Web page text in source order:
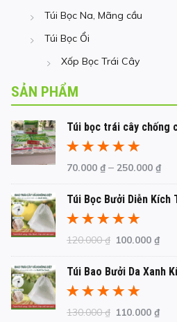
Túi Bọc Na, Mãng cầu
Túi Bọc Ổi
Xốp Bọc Trái Cây
SẢN PHẨM
Túi bọc trái cây chống
Được xếp
sao
70.000 ₫ – 250.000 ₫
Túi Bọc Bưởi Diễn Kích
Được xếp
sao
120.000₫ Giá
gốc
là:
120.000 ₫.
100.000₫Giá
tại
Túi Bao Bưởi Da Xanh
Được xếp
130.000₫ Giá
110.000₫Giá